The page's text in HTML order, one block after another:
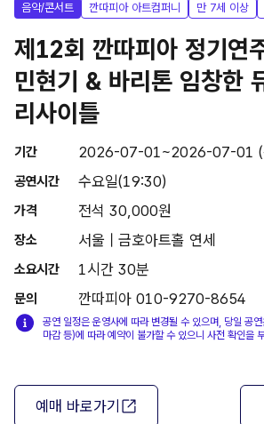
음악/콘서트 깐따피아 아트컴퍼니 만 7세 이상
제12회 깐따피아 정기연
민현기 & 바리톤 임창한
리사이틀
기간 2026-07-01~2026-07-01 (
공연시간 수요일(19:30)
가격 전석 30,000원
장소 서울 | 금호아트홀 연세
소요시간 1시간 30분
문의 깐따피아 010-9270-8654
공연 일정은 운영사에 따라 변경될 수 있으며, 당일 공
마감 등)에 따라 예약이 불가할 수 있으니 사전 확인을
예매 바로가기